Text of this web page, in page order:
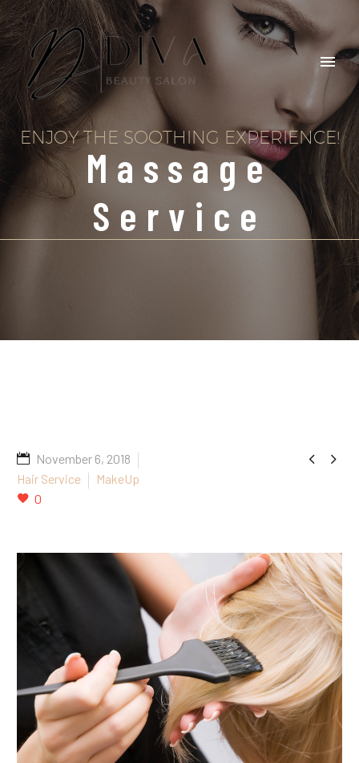
ENJOY THE SOOTHING EXPERIENCE!
Massage
Service
 
November 6, 2018
Hair Service
MakeUp
0